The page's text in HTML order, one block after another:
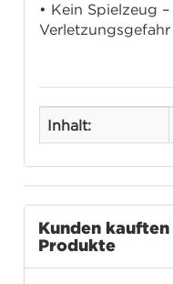
• Kein Spielzeug
Inhalt:
Kunden
Produkte